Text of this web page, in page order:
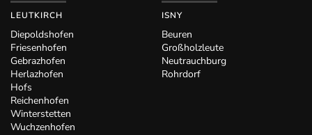
LEUTKIRCH
Diepoldshofen
Friesenhofen
Gebrazhofen
Herlazhofen
Hofs
Reichenhofen
Winterstetten
Wuchzenhofen
ISNY
Beuren
Großholzleute
Neutrauchburg
Rohrdorf